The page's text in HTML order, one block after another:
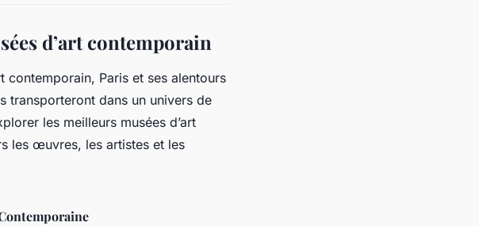
d’art contemporain
contemporain, Paris et ses alentours
transporteront dans un univers de
les meilleurs musées d’art
les œuvres, les artistes et les